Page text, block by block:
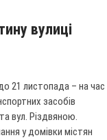
вулиці
21 листопада – на час
засобів
вул. Різдвяною.
у домівки містян